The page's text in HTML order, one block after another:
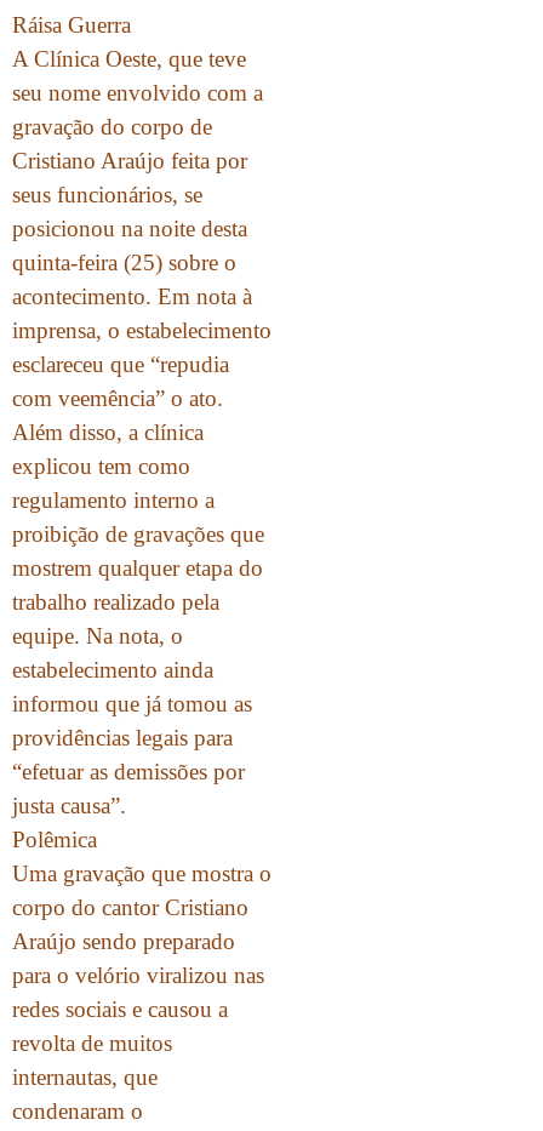
Ráisa Guerra
A Clínica Oeste, que teve
seu nome envolvido com a
gravação do corpo de
Cristiano Araújo feita por
seus funcionários, se
posicionou na noite desta
quinta-feira (25) sobre o
acontecimento. Em nota à
imprensa, o estabelecimento
esclareceu que “repudia
com veemência” o ato.
Além disso, a clínica
explicou tem como
regulamento interno a
proibição de gravações que
mostrem qualquer etapa do
trabalho realizado pela
equipe. Na nota, o
estabelecimento ainda
informou que já tomou as
providências legais para
“efetuar as demissões por
justa causa”.
Polêmica
Uma gravação que mostra o
corpo do cantor Cristiano
Araújo sendo preparado
para o velório viralizou nas
redes sociais e causou a
revolta de muitos
internautas, que
condenaram o